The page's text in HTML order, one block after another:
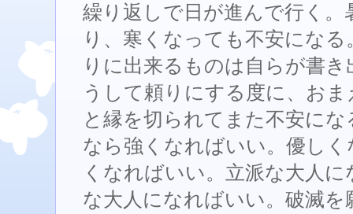
繰り返しで日が進んで行く
り、寒くなっても不安にな
りに出来るものは自らが書
うして頼りにする度に、お
と縁を切られてまた不安に
なら強くなればいい。優し
くなればいい。立派な大人
な大人になればいい。破滅